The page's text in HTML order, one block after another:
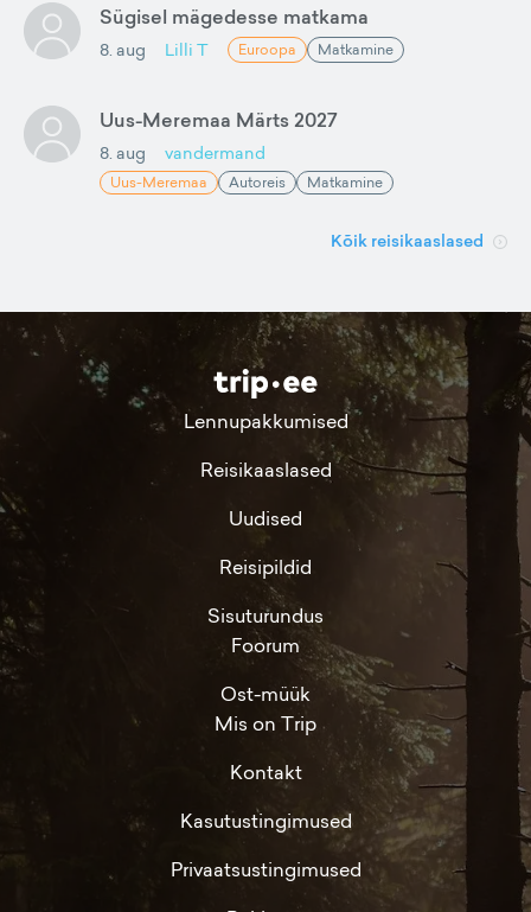
Sügisel mägedesse matkama
8. aug Lilli T Euroopa Matkamine
Uus-Meremaa Märts 2027
8. aug vandermand
Uus-Meremaa Autoreis Matkamine
Kõik reisikaaslased
Lennupakkumised
Reisikaaslased
Uudised
Reisipildid
Sisuturundus
Foorum
Ost-müük
Mis on Trip
Kontakt
Kasutustingimused
Privaatsustingimused